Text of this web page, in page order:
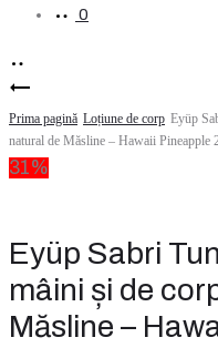
0
Product
navigation
Sabri
Tuncer
Loțiune
mâini
și
de
corp
Prima pagină Loțiune de corp Eyüp
natural de Măsline – Hawaii Pineapple
31%
Eyüp Sabri
mâini și de
Măsline –